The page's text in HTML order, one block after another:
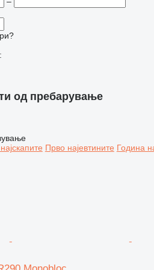
од пребарување
Прво најевтините Година